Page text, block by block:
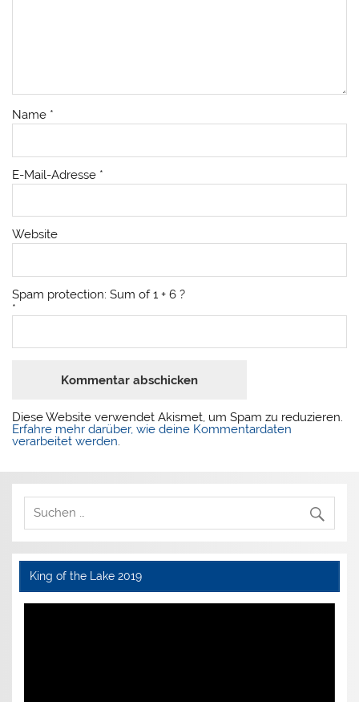
Name *
E-Mail-Adresse *
Website
Spam protection: Sum of 1 + 6 ?
*
Diese Website verwendet Akismet, um Spam zu reduzieren.
Erfahre mehr darüber, wie deine Kommentardaten
verarbeitet werden.
King of the Lake 2019
Video-